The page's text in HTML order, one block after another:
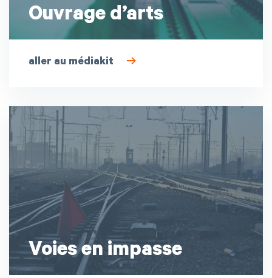
Ouvrage d’arts
aller au médiakit
Voies en impasse